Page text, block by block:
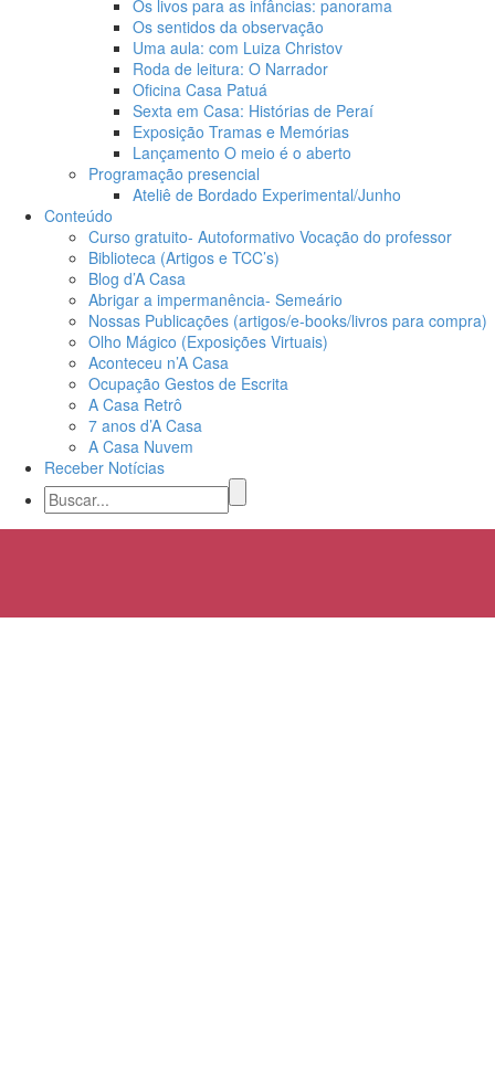
Os livos para as infâncias: panorama
Os sentidos da observação
Uma aula: com Luiza Christov
Roda de leitura: O Narrador
Oficina Casa Patuá
Sexta em Casa: Histórias de Peraí
Exposição Tramas e Memórias
Lançamento O meio é o aberto
Programação presencial
Ateliê de Bordado Experimental/Junho
Conteúdo
Curso gratuito- Autoformativo Vocação do professor
Biblioteca (Artigos e TCC’s)
Blog d’A Casa
Abrigar a impermanência- Semeário
Nossas Publicações (artigos/e-books/livros para compra)
Olho Mágico (Exposições Virtuais)
Aconteceu n’A Casa
Ocupação Gestos de Escrita
A Casa Retrô
7 anos d’A Casa
A Casa Nuvem
Receber Notícias